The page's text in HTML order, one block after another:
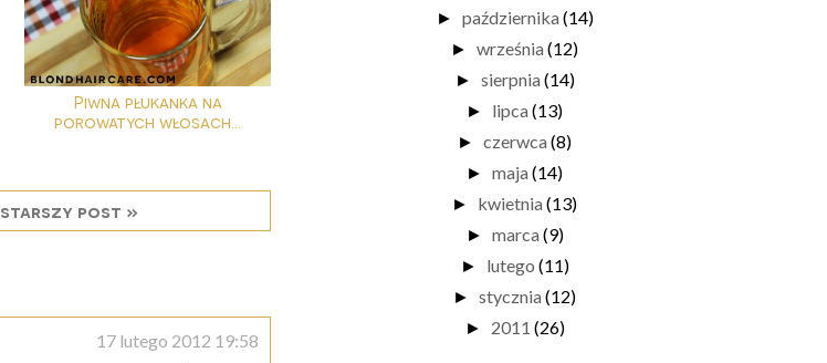
Piwna płukanka na
porowatych włosach...
starszy post »
17 lutego 2012 19:58
► października (14)
► września (12)
► sierpnia (14)
► lipca (13)
► czerwca (8)
► maja (14)
► kwietnia (13)
► marca (9)
► lutego (11)
► stycznia (12)
► 2011 (26)